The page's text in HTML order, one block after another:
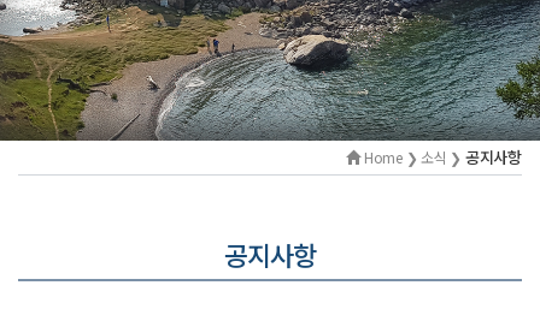
Home ❯ 소식 ❯ 공지사항
공지사항